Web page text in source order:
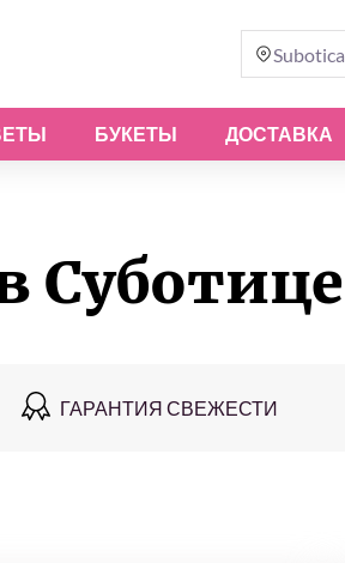
Subotica
БУКЕТЫ ДОСТАВКА
Суботице
ГАРАНТИЯ СВЕЖЕСТИ